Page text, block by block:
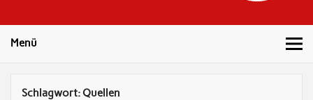
Menü
Schlagwort: Quellen